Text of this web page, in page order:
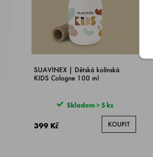
SUAVINEX | Dětská kolínská
KIDS Cologne 100 ml
Skladem > 5 ks
399 Kč KOUPIT